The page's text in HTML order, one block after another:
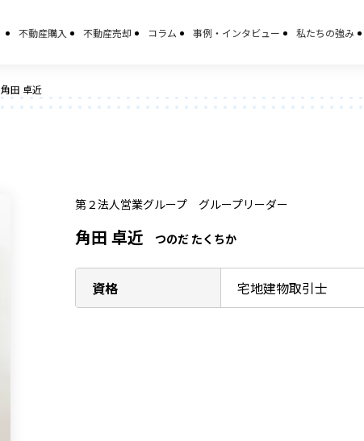
不動産購入 不動産売却 コラム 事例・インタビュー 私たちの強み
角田 卓近
第２法人営業グループ グループリーダー
角田 卓近 つのだ たくちか
資格 宅地建物取引士